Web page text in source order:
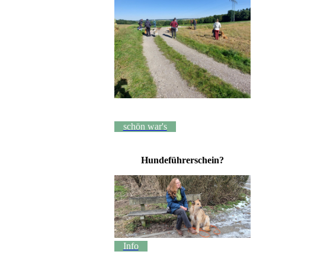
schön war's
Hundeführerschein?
Info